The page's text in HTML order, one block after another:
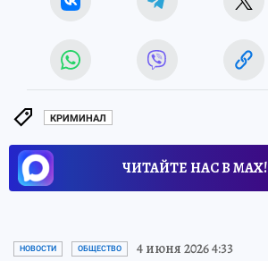
КРИМИНАЛ
ЧИТАЙТЕ НАС В МАХ!
НОВОСТИ ОБЩЕСТВО 4 июня 2026 4:33